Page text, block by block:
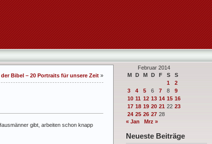
Februar 2014
M D M D F S
S
1
2
3
4 5 6 7 8
9
10 11 12 13 14 15 16
17 18 19 20 21 22 23
24 25 26 27 28
« Jan
Mrz »
Neueste Beiträge
der Bibel – 20 Portraits für unsere Zeit »
gibt, arbeiten schon knapp